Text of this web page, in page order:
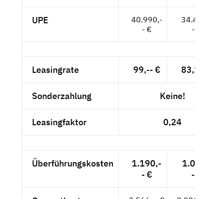
UPE
40.990,-
- €
34.445,-
- €
Leasingrate 99,-- € 83,19 €
Sonderzahlung Keine!
Leasingfaktor 0,24
Überführungskosten
1.190,-
- €
1.000,-
- €